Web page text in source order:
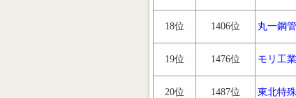
18位 1406位 丸一鋼管
19位 1476位 モリ工業
20位 1487位 東北特